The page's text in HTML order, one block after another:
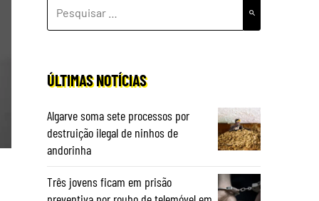
POR:
ÚLTIMAS NOTÍCIAS
Algarve soma sete processos por
destruição ilegal de ninhos de
andorinha
Três jovens ficam em prisão